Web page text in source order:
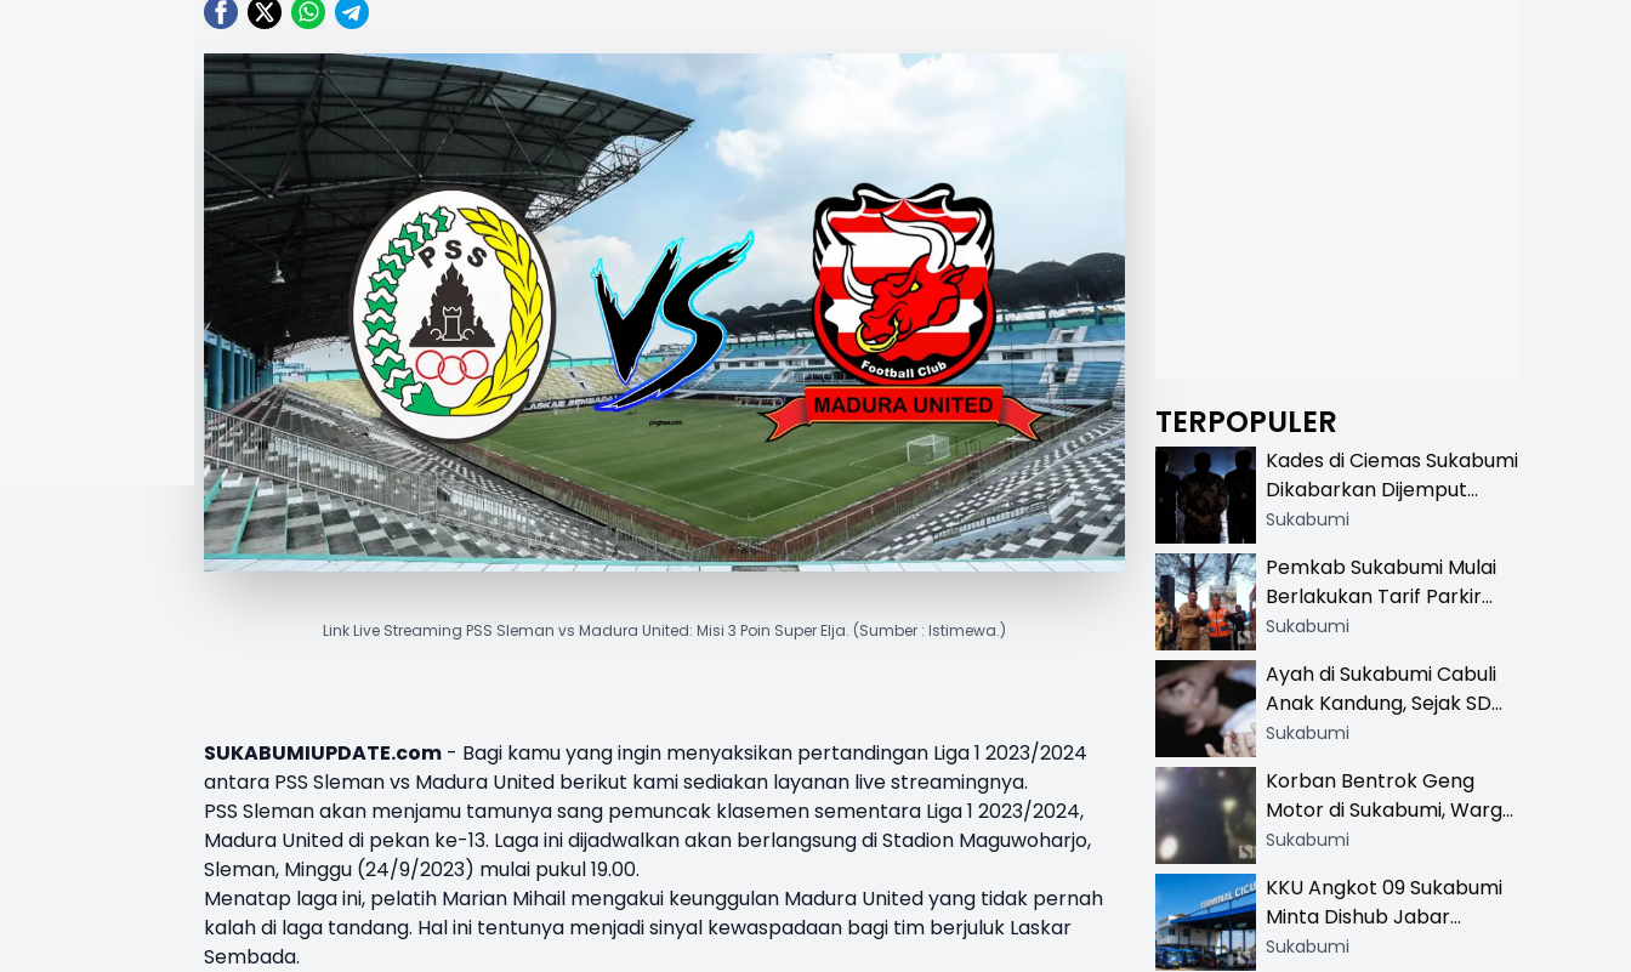
Link Live Streaming PSS Sleman vs Madura United: Misi 3 Poin Super Elja. (Sumber : Istimewa.)
SUKABUMIUPDATE.com - Bagi kamu yang ingin menyaksikan pertandingan Liga 1 2023/2024
antara PSS Slemanvs Madura United berikut kami sediakan layanan live streamingnya.
PSS Sleman akan menjamu tamunya sang pemuncak klasemen sementara Liga 1 2023/2024,
Madura United di pekan ke-13. Laga ini dijadwalkan akan berlangsung di Stadion Maguwoharjo,
Sleman, Minggu (24/9/2023) mulai pukul 19.00.
Menatap laga ini, pelatih Marian Mihail mengakui keunggulan Madura United yang tidak pernah
kalah di laga tandang. Hal ini tentunya menjadi sinyal kewaspadaan bagi tim berjuluk Laskar
Sembada.
TERPOPULER
Kades di Ciemas Sukabumi
Dikabarkan Dijemput
Satnarkoba, Polisi
Sukabumi
Pemkab Sukabumi Mulai
Berlakukan Tarif Parkir
Resmi di 13 Lokasi Wisata,
Khusus
Sukabumi
Ayah di Sukabumi Cabuli
Anak Kandung, Sejak SD
Hingga SMA
Sukabumi
Korban Bentrok Geng
Motor di Sukabumi, Warga
dan Sopir Tangki
Sukabumi
KKU Angkot 09 Sukabumi
Minta Dishub Jabar
Tertibkan Trayek Ciawi-
Sukabumi